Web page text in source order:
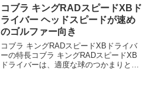
ープンフェースです。前作のG410LSTよ
り...
コブラ キングRADスピードXBド
ライバー ヘッドスピードが速め
のゴルファー向き
コブラ キングRADスピードXBドライバ
ーの特長コブラ キングRADスピードXB
ドライバーは、適度な球のつかまりとミ